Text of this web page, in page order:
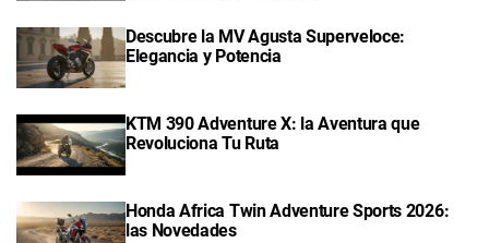
Descubre la MV Agusta Superveloce:
Elegancia y Potencia
KTM 390 Adventure X: la Aventura que
Revoluciona Tu Ruta
Honda Africa Twin Adventure Sports 2026:
las Novedades